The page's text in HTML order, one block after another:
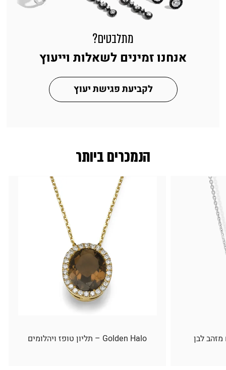
הנמכרים ביותר
מזהב לבן Golden Halo – תליון טופז ויהלומים
מתלבטים?
אנחנו זמינים לשאלות וייעוץ
לקביעת פגישת יעוץ